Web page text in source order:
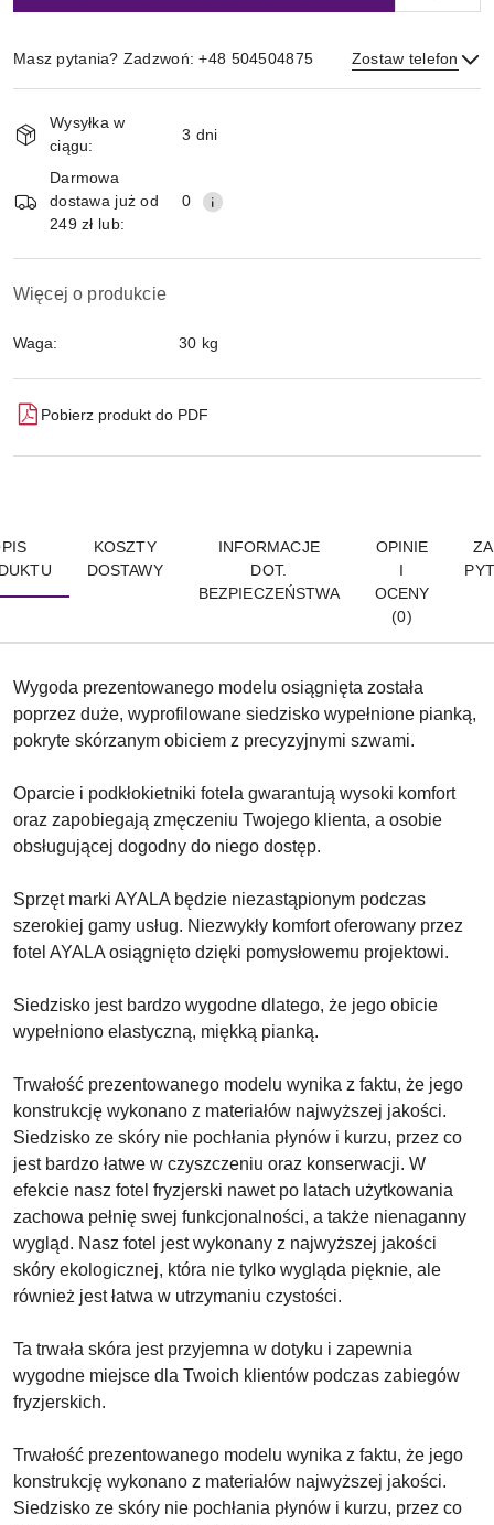
Masz pytania? Zadzwoń: +48 504504875 Zostaw telefon
i
dostawa
Wysyłka w
ciągu:
3 dni
Darmowa
dostawa już od
249 zł lub:
0
Więcej o produkcie
Waga: 30 kg
Pobierz produkt do PDF
KOSZTY
DOSTAWY
INFORMACJE
DOT.
BEZPIECZEŃSTWA
OPINIE
I
OCENY
(0)
Wygoda prezentowanego modelu osiągnięta została
poprzez duże, wyprofilowane siedzisko wypełnione pianką,
pokryte skórzanym obiciem z precyzyjnymi szwami.
Oparcie i podkłokietniki fotela gwarantują wysoki komfort
oraz zapobiegają zmęczeniu Twojego klienta, a osobie
obsługującej dogodny do niego dostęp.
Sprzęt marki AYALA będzie niezastąpionym podczas
szerokiej gamy usług. Niezwykły komfort oferowany przez
fotel AYALA osiągnięto dzięki pomysłowemu projektowi.
Siedzisko jest bardzo wygodne dlatego, że jego obicie
wypełniono elastyczną, miękką pianką.
Trwałość prezentowanego modelu wynika z faktu, że jego
konstrukcję wykonano z materiałów najwyższej jakości.
Siedzisko ze skóry nie pochłania płynów i kurzu, przez co
jest bardzo łatwe w czyszczeniu oraz konserwacji. W
efekcie nasz fotel fryzjerski nawet po latach użytkowania
zachowa pełnię swej funkcjonalności, a także nienaganny
wygląd. Nasz fotel jest wykonany z najwyższej jakości
skóry ekologicznej, która nie tylko wygląda pięknie, ale
również jest łatwa w utrzymaniu czystości.
Ta trwała skóra jest przyjemna w dotyku i zapewnia
wygodne miejsce dla Twoich klientów podczas zabiegów
fryzjerskich.
Trwałość prezentowanego modelu wynika z faktu, że jego
konstrukcję wykonano z materiałów najwyższej jakości.
Siedzisko ze skóry nie pochłania płynów i kurzu, przez co